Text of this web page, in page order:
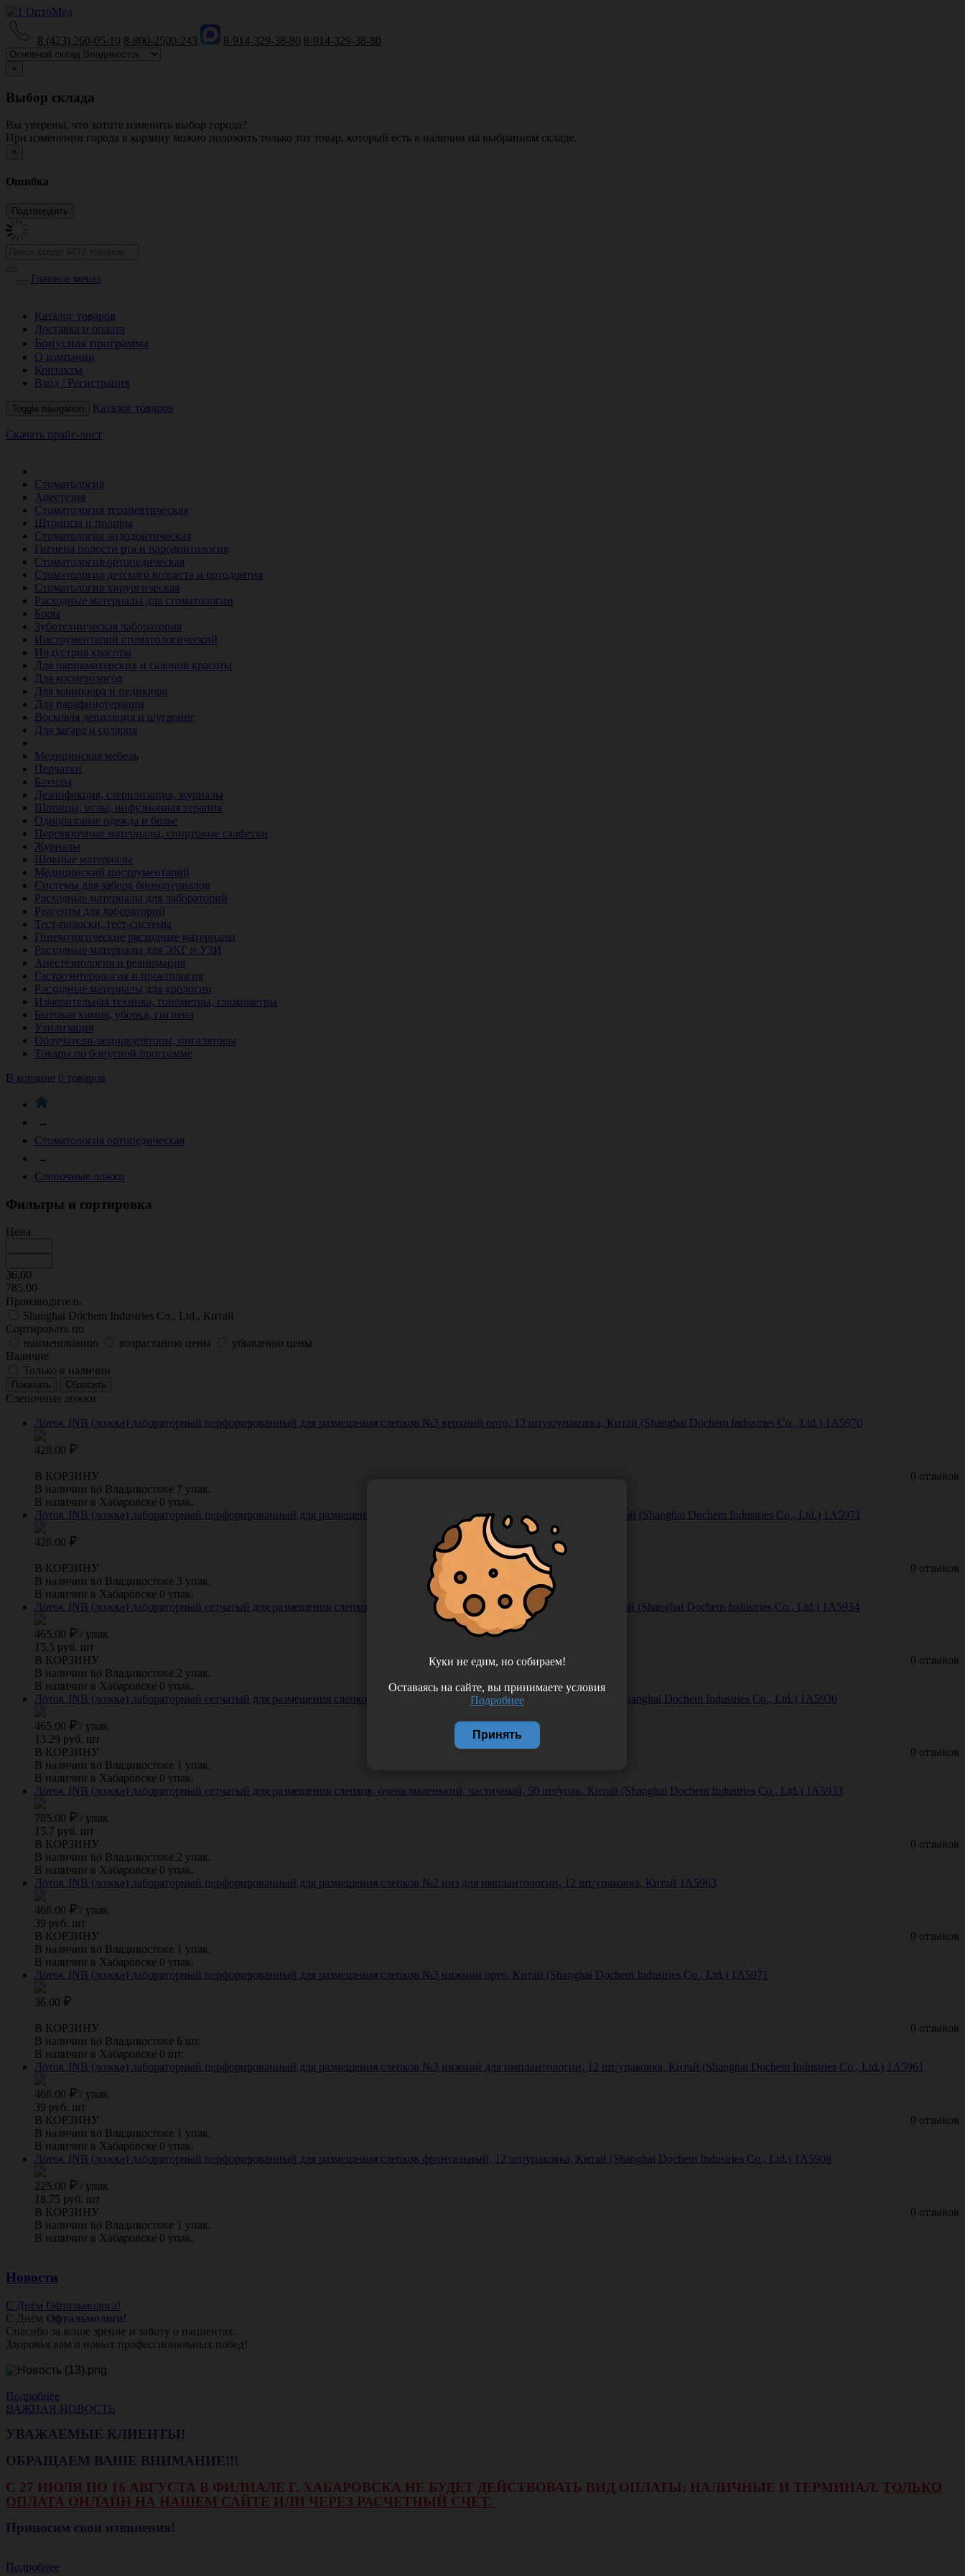
8 (423) 260-05-10 8-800-2500-243 8-914-329-38-80 8-914-329-38-80
×
Выбор склада
Вы уверены, что хотите изменить выбор города?
При изменении города в корзину можно положить только тот товар, который есть в наличии на выбранном складе.
×
Ошибка
Главное меню
Каталог товаров
Доставка и оплата
Бонусная программа
О компании
Контакты
Вход / Регистрация
Toggle navigation Каталог товаров
Скачать прайс-лист
Стоматология
Анестезия
Стоматология терапевтическая
Штрипсы и полиры
Стоматология эндодонтическая
Гигиена полости рта и пародонтология
Стоматология ортопедическая
Стоматология детского возраста и ортодонтия
Стоматология хирургическая
Расходные материалы для стоматологии
Боры
Зуботехническая лаборатория
Инструментарий стоматологический
Индустрия красоты
Для парикмахерских и салонов красоты
Для косметологов
Для маникюра и педикюра
Для парафинотерапии
Восковая депиляция и шугаринг
Для загара и солярия
Медицинская мебель
Перчатки
Бахилы
Дезинфекция, стерилизация, журналы
Шприцы, иглы, инфузионная терапия
Одноразовые одежда и белье
Перевязочные материалы, спиртовые салфетки
Журналы
Шовные материалы
Медицинский инструментарий
Системы для забора биоматериалов
Расходные материалы для лабораторий
Реагенты для лабораторий
Тест-полоски, тест-системы
Гинекологические расходные материалы
Расходные материалы для ЭКГ и УЗИ
Анестезиология и реанимация
Гастроэнтерология и проктология
Расходные материалы для урологии
Измерительная техника, тонометры, глюкометры
Бытовая химия, уборка, гигиена
Утилизация
Облучатели-рециркуляторы, ингаляторы
Товары по бонусной программе
В корзине 0 товаров
→
Стоматология ортопедическая
→
Слепочные ложки
Фильтры и сортировка
Цена
36.00
785.00
Производитель
Shanghai Dochem Industries Co., Ltd., Китай
Сортировать по
наименованию
возрастанию цены
убыванию цены
Наличие
Только в наличии
Слепочные ложки
Лоток JNB (ложка) лабораторный перфорированный для размещения слепков №3 верхний орто, 12 штук/упаковка, Китай (Shanghai Dochem Industries Co., Ltd.) 1А5970
428.00
0 отзывов
В КОРЗИНУ
В наличии во Владивостоке 7 упак.
В наличии в Хабаровске 0 упак.
Лоток JNB (ложка) лабораторный перфорированный для размещения слепков №3 нижний орто, 12 штук/упаковка, Китай (Shanghai Dochem Industries Co., Ltd.) 1А5971
428.00
0 отзывов
В КОРЗИНУ
В наличии во Владивостоке 3 упак.
В наличии в Хабаровске 0 упак.
Лоток JNB (ложка) лабораторный сетчатый для размещения слепков, большой, полный, фронтальный, 30 шт/упак, Китай (Shanghai Dochem Industries Co., Ltd.) 1А5934
465.00 / упак
15.5 руб. шт
0 отзывов
В КОРЗИНУ
В наличии во Владивостоке 2 упак.
В наличии в Хабаровске 0 упак.
Лоток JNB (ложка) лабораторный сетчатый для размещения слепков, малый, полный фронтальный, 35 шт./уп. Китай (Shanghai Dochem Industries Co., Ltd.) 1А5930
465.00 / упак
13.29 руб. шт
0 отзывов
В КОРЗИНУ
В наличии во Владивостоке 1 упак.
В наличии в Хабаровске 0 упак.
Лоток JNB (ложка) лабораторный сетчатый для размещения слепков, очень маленький, частичный, 50 шт/упак, Китай (Shanghai Dochem Industries Co., Ltd.) 1А5933
785.00 / упак
15.7 руб. шт
0 отзывов
В КОРЗИНУ
В наличии во Владивостоке 2 упак.
В наличии в Хабаровске 0 упак.
Лоток JNB (ложка) лабораторный перфорированный для размещения слепков №2 низ для имплантологии, 12 шт/упаковка, Китай 1А5963
468.00 / упак
39 руб. шт
0 отзывов
В КОРЗИНУ
В наличии во Владивостоке 1 упак.
В наличии в Хабаровске 0 упак.
Лоток JNB (ложка) лабораторный перфорированный для размещения слепков №3 нижний орто, Китай (Shanghai Dochem Industries Co., Ltd.) 1А5971
36.00
0 отзывов
В КОРЗИНУ
В наличии во Владивостоке 6 шт.
В наличии в Хабаровске 0 шт.
Лоток JNB (ложка) лабораторный перфорированный для размещения слепков №3 нижний для имплантологии, 12 шт/упаковка, Китай (Shanghai Dochem Industries Co., Ltd.) 1А5961
468.00 / упак
39 руб. шт
0 отзывов
В КОРЗИНУ
В наличии во Владивостоке 1 упак.
В наличии в Хабаровске 0 упак.
Лоток JNB (ложка) лабораторный перфорированный для размещения слепков фронтальный, 12 шт/упаковка, Китай (Shanghai Dochem Industries Co., Ltd.) 1А5908
225.00 / упак
18.75 руб. шт
0 отзывов
В КОРЗИНУ
В наличии во Владивостоке 1 упак.
В наличии в Хабаровске 0 упак.
Новости
С Днём Офтальмолога!
С Днём Офтальмолога!
Спасибо за ясное зрение и заботу о пациентах.
Здоровья вам и новых профессиональных побед!
Подробнее
ВАЖНАЯ НОВОСТЬ
УВАЖАЕМЫЕ КЛИЕНТЫ!
ОБРАЩАЕМ ВАШЕ ВНИМАНИЕ!!!
С 27 ИЮЛЯ ПО 16 АВГУСТА В ФИЛИАЛЕ Г. ХАБАРОВСКА НЕ БУДЕТ ДЕЙСТВОВАТЬ ВИД ОПЛАТЫ: НАЛИЧНЫЕ И ТЕРМИНАЛ. ТОЛЬКО
ОПЛАТА ОНЛАЙН НА НАШЕМ САЙТЕ ИЛИ ЧЕРЕЗ РАСЧЕТНЫЙ СЧЕТ.
Приносим свои извинения!
Подробнее
Куки не едим, но собираем!
Оставаясь на сайте, вы принимаете условия
Подробнее
Принять